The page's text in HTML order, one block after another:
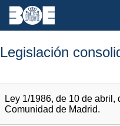
Legislación
Ley 1/1986, de 10 de
Comunidad de Madrid.